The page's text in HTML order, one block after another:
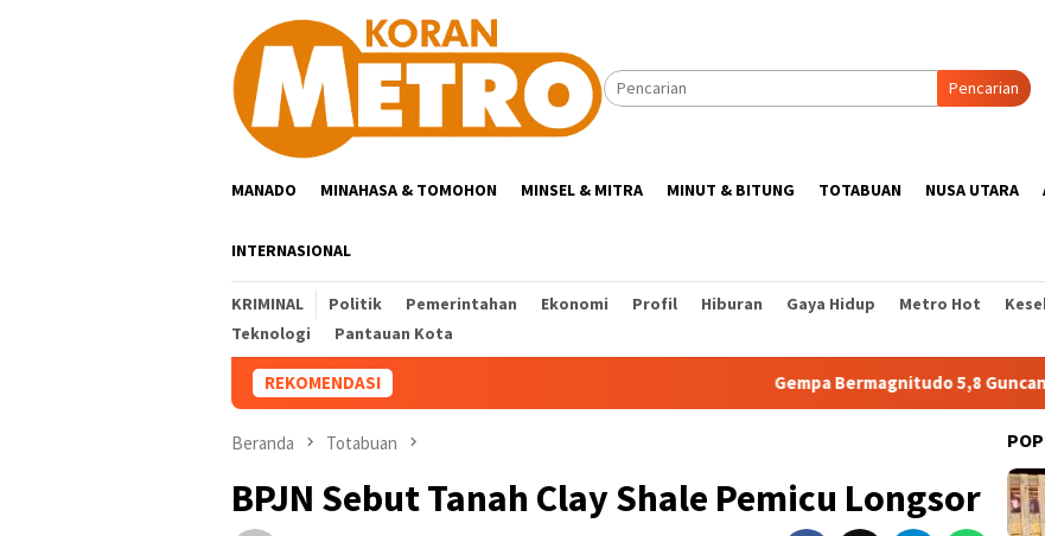
Pencarian
MANADO MINAHASA & TOMOHON MINSEL & MITRA MINUT & BITUNG TOTABUAN NUSA UTARA
INTERNASIONAL
KRIMINAL Politik Pemerintahan Ekonomi Profil Hiburan Gaya Hidup Metro Hot
Teknologi
Pantauan Kota
REKOMENDASI Gempa Bermagnitudo 5,8 Guncang Laut
Beranda Totabuan
BPJN Sebut Tanah Clay Shale Pemicu Longsor